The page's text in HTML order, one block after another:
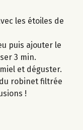
les étoiles de
puis ajouter le
3 min.
et déguster.
robinet filtrée
!